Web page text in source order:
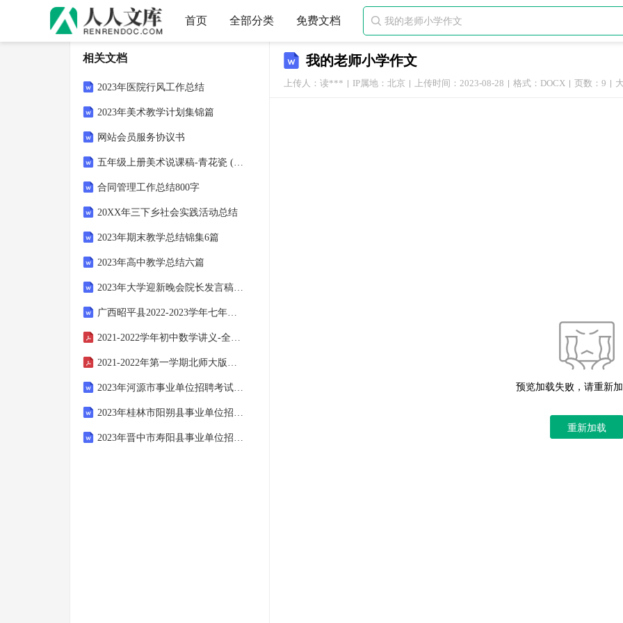
首页 全部分类 免费文档 
我的老师小学作文
上传人：读*** IP属地：北京 上传时间：2023-08-28 格式：DOCX 页数：9
预览加载失败，请重新
重新加载
相关文档
2023年医院行风工作总结
2023年美术教学计划集锦篇
网站会员服务协议书
五年级上册美术说课稿-青花瓷 (2)-湘美版
合同管理工作总结800字
20XX年三下乡社会实践活动总结
2023年期末教学总结锦集6篇
2023年高中教学总结六篇
2023年大学迎新晚会院长发言稿（通用篇）
广西昭平县2022-2023学年七年级下学期期末语文试题
2021-2022学年初中数学讲义-全等三角形方法课之倍长中线法
2021-2022年第一学期北师大版九年级物理期末模拟测试试卷
2023年河源市事业单位招聘考试模拟题
2023年桂林市阳朔县事业单位招聘考试模拟题
2023年晋中市寿阳县事业单位招聘考试模拟题